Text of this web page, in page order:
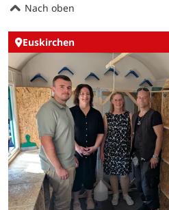
Nach oben
Euskirchen